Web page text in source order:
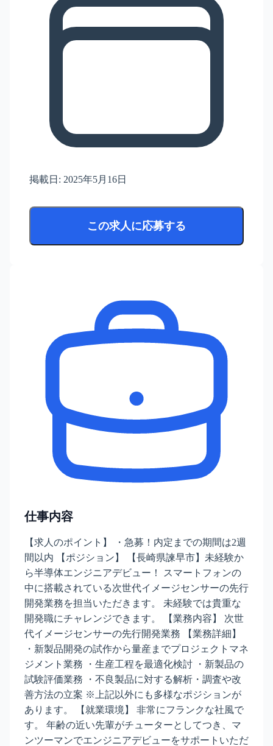
掲載日: 2025年5月16日
この求人に応募する
仕事内容
【求人のポイント】 ・急募！内定までの期間は2週
間以内 【ポジション】 【長崎県諫早市】未経験か
ら半導体エンジニアデビュー！ スマートフォンの
中に搭載されている次世代イメージセンサーの先行
開発業務を担当いただきます。 未経験では貴重な
開発職にチャレンジできます。 【業務内容】 次世
代イメージセンサーの先行開発業務 【業務詳細】
・新製品開発の試作から量産までプロジェクトマネ
ジメント業務 ・生産工程を最適化検討 ・新製品の
試験評価業務 ・不良製品に対する解析・調査や改
善方法の立案 ※上記以外にも多様なポジションが
あります。 【就業環境】 非常にフランクな社風で
す。 年齢の近い先輩がチューターとしてつき、マ
ンツーマンでエンジニアデビューをサポートいただ